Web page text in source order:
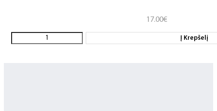
17.00€
Į Krepšelį